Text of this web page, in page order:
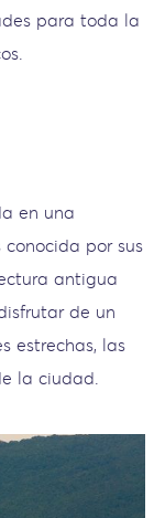
para toda la
en una
por sus
antigua
de un
estrechas, las
la ciudad.